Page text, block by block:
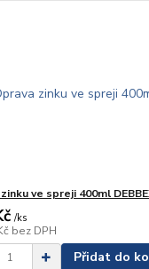
ve spreji 400ml
/ks
bez DPH
Přidat do